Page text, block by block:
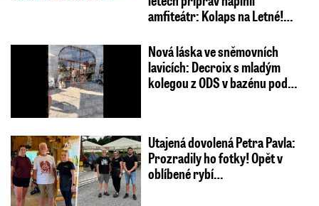
amfiteátr: Kolaps na Letné!…
Nová láska ve sněmovních
lavicích: Decroix s mladým
kolegou z ODS v bazénu pod…
Utajená dovolená Petra Pavla:
Prozradily ho fotky! Opět v
oblíbené rybí…